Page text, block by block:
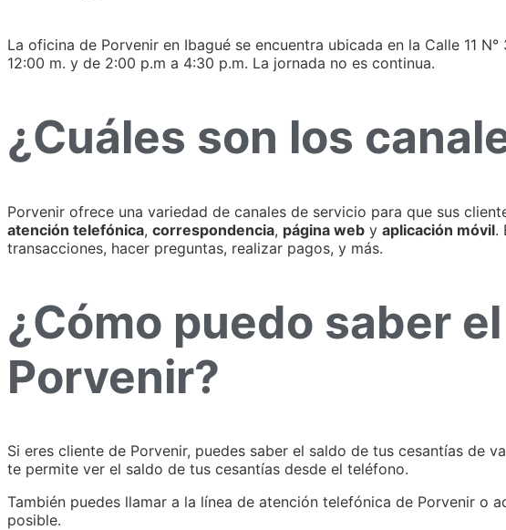
La oficina de Porvenir en Ibagué se encuentra ubicada en la Calle 11
12:00 m. y de 2:00 p.m a 4:30 p.m. La jornada no es continua.
¿Cuáles son los
Porvenir ofrece una variedad de canales de servicio para que sus
atención telefónica, correspondencia, página web y aplicación móvil.
transacciones, hacer preguntas, realizar pagos, y más.
¿Cómo puedo saber
Porvenir?
Si eres cliente de Porvenir, puedes saber el saldo de tus cesantías de
te permite ver el saldo de tus cesantías desde el teléfono.
También puedes llamar a la línea de atención telefónica de Porvenir o
posible.